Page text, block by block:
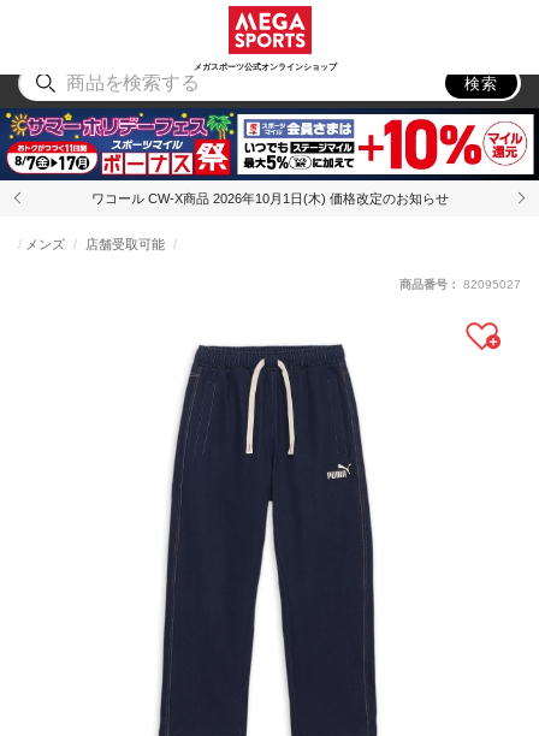
メガスポーツ公式オンラインショップ
アウトドア
検索
ワコール CW-X商品 2026年10月1日(木) 価格改定のお知らせ
メンズ 店舗受取可能
商品番号： 82095027